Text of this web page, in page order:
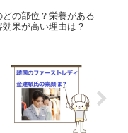
どの部位？栄養がある
果が高い理由は？